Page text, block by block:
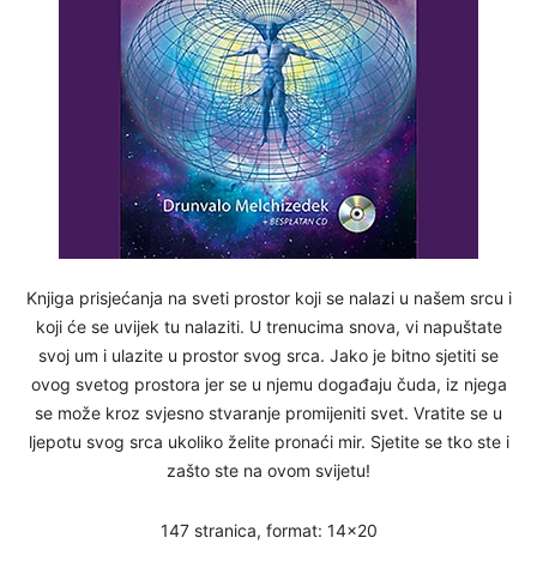
Knjiga prisjećanja na sveti prostor koji se nalazi u našem srcu i
koji će se uvijek tu nalaziti. U trenucima snova, vi napuštate
svoj um i ulazite u prostor svog srca. Jako je bitno sjetiti se
ovog svetog prostora jer se u njemu događaju čuda, iz njega
se može kroz svjesno stvaranje promijeniti svet. Vratite se u
ljepotu svog srca ukoliko želite pronaći mir. Sjetite se tko ste i
zašto ste na ovom svijetu!
147 stranica, format: 14×20